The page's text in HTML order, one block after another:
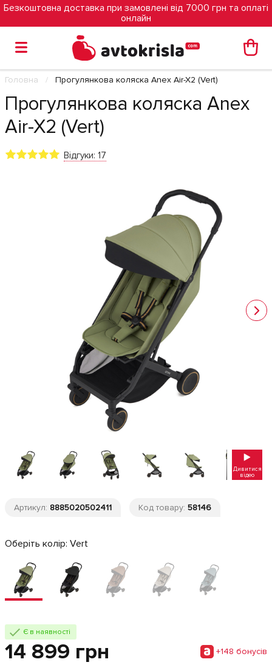
Безкоштовна доставка при замовлені від 7000 грн та оплаті
онлайн
Головна Прогулянкова коляска Anex Air-X2 (Vert)
Прогулянкова коляска Anex
Air-X2 (Vert)
Відгуки: 17
Дивитися
відео
Артикул: 8885020502411 Код товару: 58146
Оберіть колір: Vert
Є в наявності
14 899 грн +148 бонусiв